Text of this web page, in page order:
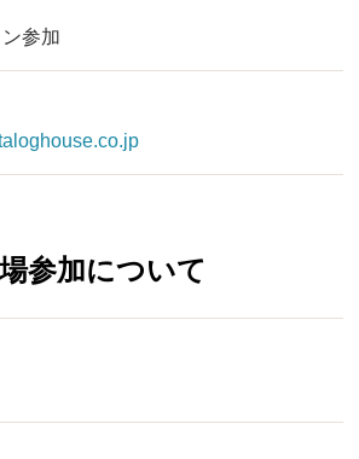
参加
参加について